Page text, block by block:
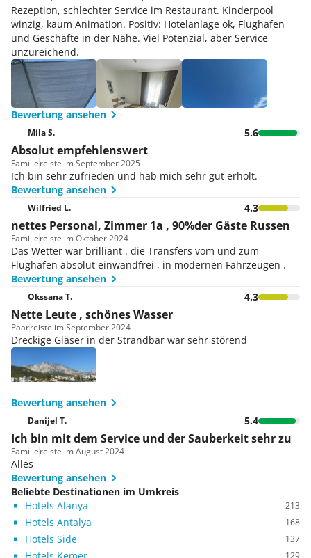
Rezeption, schlechter Service im Restaurant. Kinderpool
winzig, kaum Animation. Positiv: Hotelanlage ok, Flughafen
und Geschäfte in der Nähe. Viel Potenzial, aber Service
unzureichend.
Bewertung ansehen
Mila S. 5.6
Absolut empfehlenswert
Familiereiste im September 2025
Ich bin sehr zufrieden und hab mich sehr gut erholt.
Bewertung ansehen
Wilfried L. 4.3
nettes Personal, Zimmer 1a , 90%der Gäste Russen
Familiereiste im Oktober 2024
Das Wetter war brilliant . die Transfers vom und zum
Flughafen absolut einwandfrei , in modernen Fahrzeugen .
Bewertung ansehen
Okssana T. 4.3
Nette Leute , schönes Wasser
Paarreiste im September 2024
Dreckige Gläser in der Strandbar war sehr störend
Bewertung ansehen
Danijel T. 5.4
Ich bin mit dem Service und der Sauberkeit sehr zu
Familiereiste im August 2024
Alles
Bewertung ansehen
Beliebte Destinationen im Umkreis
Hotels Alanya
213
Hotels Antalya 168
Hotels Side 137
129